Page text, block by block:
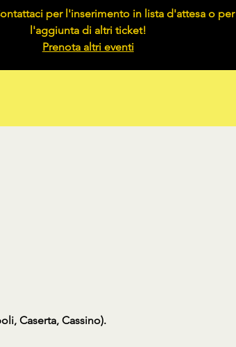
per l'inserimento in lista d'attesa o per
l'aggiunta di altri ticket!
Prenota altri eventi
Caserta, Cassino).